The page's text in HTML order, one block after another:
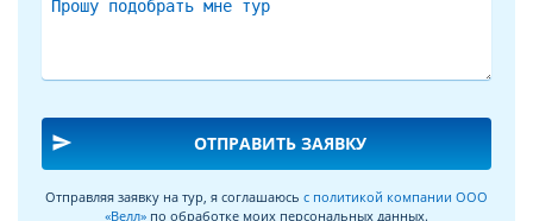
send ОТПРАВИТЬ ЗАЯВКУ
Отправляя заявку на тур, я соглашаюсь с политикой компании ООО
«Велл» по обработке моих персональных данных.